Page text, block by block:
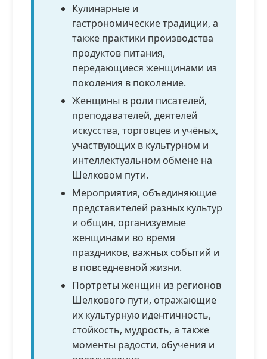
Кулинарные и
гастрономические традиции, а
также практики производства
продуктов питания,
передающиеся женщинами из
поколения в поколение.
Женщины в роли писателей,
преподавателей, деятелей
искусства, торговцев и учёных,
участвующих в культурном и
интеллектуальном обмене на
Шелковом пути.
Мероприятия, объединяющие
представителей разных культур
и общин, организуемые
женщинами во время
праздников, важных событий и
в повседневной жизни.
Портреты женщин из регионов
Шелкового пути, отражающие
их культурную идентичность,
стойкость, мудрость, а также
моменты радости, обучения и